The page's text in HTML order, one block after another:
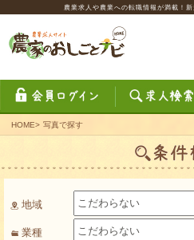
農業求人や農業への転職情報が満載！
HOME> 写真で探す
地域
業種